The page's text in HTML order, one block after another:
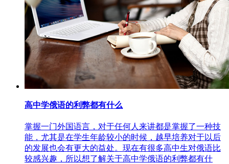
高中学俄语的利弊都有什么
掌握一门外国语言，对于任何人来讲都是掌握了一种技
能，尤其是在学生年龄较小的时候，越早培养对于以后
的发展也会有更大的益处。现在有很多高中生对俄语比
较感兴趣，所以想了解关于高中学俄语的利弊都有什